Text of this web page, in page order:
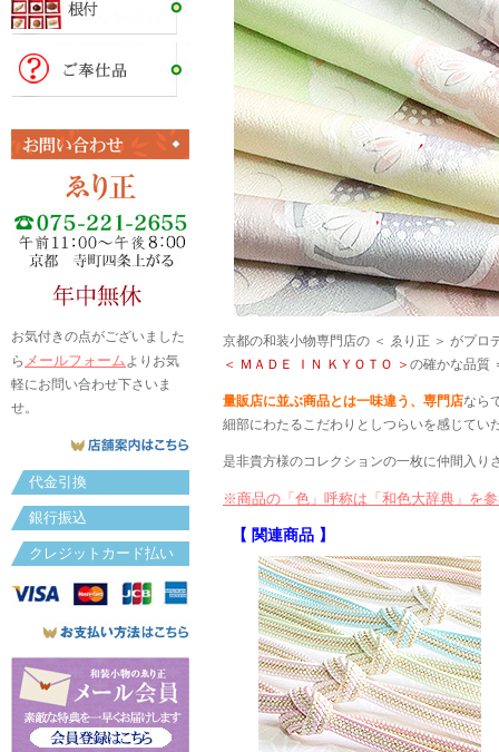
お気付きの点がございました
ら メールフォームよりお気
軽にお問い合わせ下さいま
せ。
代金引換
銀行振込
クレジットカード払い
京都の和装小物専門店の ＜ ゑり正 ＞ がプロ
＜ ＭＡＤＥ ＩＮ ＫＹＯＴＯ ＞ の確かな品質
量販店に並ぶ商品とは一味違う、専門店なら
細部にわたるこだわりとしつらいを感じてい
是非貴方様のコレクションの一枚に仲間入り
※商品の「色」呼称は「和色大辞典」を
【 関連商品 】